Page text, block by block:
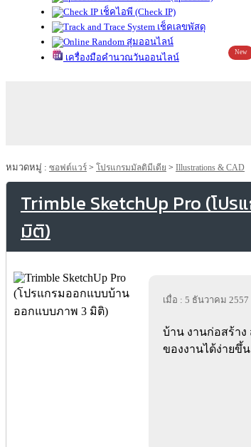
เช็คไอพี (Check IP)
เช็คเลขพัสดุ
สุ่มออนไลน์
เครื่องมือคำนวณวันออนไลน์
New
หมวดหมู่ : ซอฟต์แวร์ > โปรแกรมมัลติมีเดีย > Illustrations & CAD
Trimble SketchUp Pro (โป
มิติ)
เมื่อ : 5 ธันวาคม 2557
บ้าน งานก่อสร้า
ของงานได้ง่ายขึ้